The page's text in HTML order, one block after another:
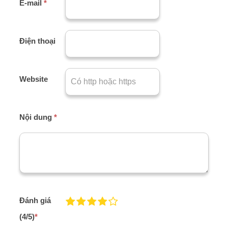
E-mail *
Điện thoại
Website
Nội dung *
Đánh giá
(4/5)*